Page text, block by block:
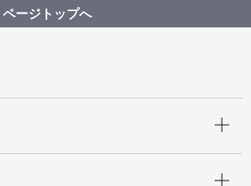
て、横浜能楽堂が再開館 記念式典及
催します！
ページトップへ